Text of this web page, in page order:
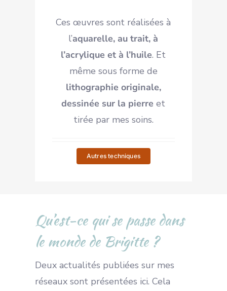
Ces œuvres sont réalisées à
l’aquarelle, au trait, à
l’acrylique et à l’huile. Et
même sous forme de
lithographie originale,
dessinée sur la pierre et
tirée par mes soins.
Autres techniques
Qu’est-ce qui se passe dans
le monde de Brigitte ?
Deux actualités publiées sur mes
réseaux sont présentées ici. Cela